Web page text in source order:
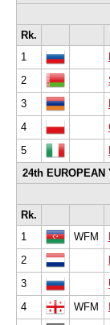
Rk.
1
2
3
4
5
24th EUROPEAN
Rk.
1
WFM
2
3
4
WFM